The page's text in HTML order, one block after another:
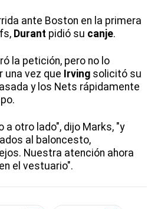
ante Boston en la primera
Durant pidió su canje.
la petición, pero no lo
una vez que Irving solicitó su
y los Nets rápidamente
a otro lado", dijo Marks, "y
al baloncesto,
Nuestra atención ahora
el vestuario".